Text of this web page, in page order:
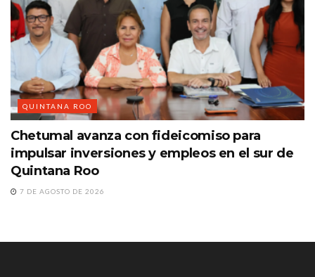
QUINTANA ROO
Chetumal avanza con fideicomiso para
impulsar inversiones y empleos en el sur de
Quintana Roo
7 DE AGOSTO DE 2026